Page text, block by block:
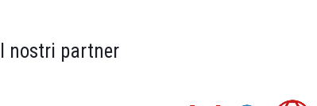
I nostri partner